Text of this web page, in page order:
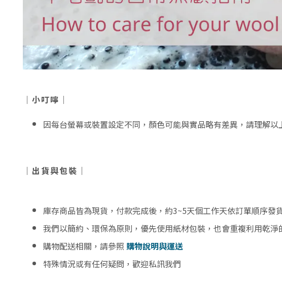
｜小叮嚀｜
因每台螢幕或裝置設定不同，顏色可能與實品略有差異，請理解以
｜出貨與包裝｜
庫存商品皆為現貨，付款完成後，約3~5天個工作天依訂單順序發
我們以簡約、環保為原則，優先使用紙材包裝，也會重複利用乾淨
購物配送相關，請參照 購物說明與運送
特殊情況或有任何疑問，歡迎私訊我們